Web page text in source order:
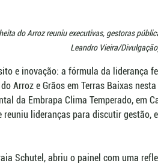
do Arroz reuniu executivas, gestoras
Leandro Vieira/
e inovação: a fórmula da liderança
Arroz e Grãos em Terras Baixas
da Embrapa Clima Temperado, em
reuniu lideranças para discutir gestão,
Schutel, abriu o painel com uma